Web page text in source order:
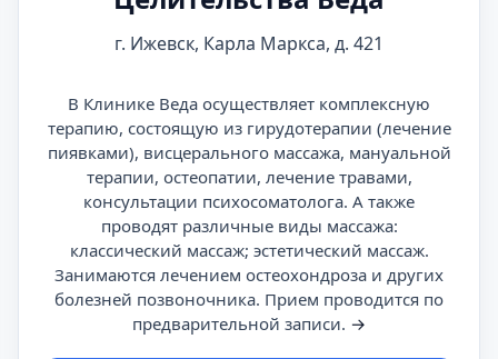
г. Ижевск, Карла Маркса, д. 421
В Клинике Веда осуществляет комплексную
терапию, состоящую из гирудотерапии (лечение
пиявками), висцерального массажа, мануальной
терапии, остеопатии, лечение травами,
консультации психосоматолога. А также
проводят различные виды массажа:
классический массаж; эстетический массаж.
Занимаются лечением остеохондроза и других
болезней позвоночника. Прием проводится по
предварительной записи. →